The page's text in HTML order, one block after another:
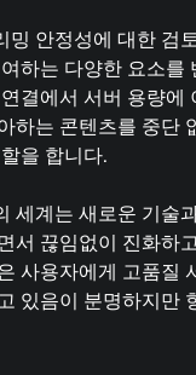
밍 안정성에 대한 검
하는 다양한 요소를
결에서 서버 용량에
하는 콘텐츠를 중단
을 합니다.
세계는 새로운 기술
서 끊임없이 진화하
사용자에게 고품질
있음이 분명하지만